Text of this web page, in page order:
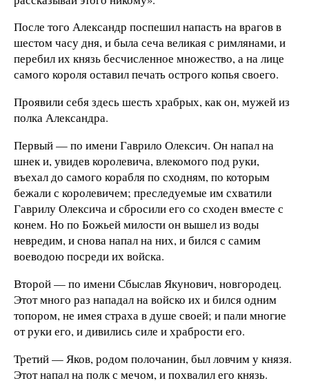
После того Александр поспешил напасть на врагов в
шестом часу дня, и была сеча великая с римлянами, и
перебил их князь бесчисленное множество, а на лице
самого короля оставил печать острого копья своего.
Проявили себя здесь шесть храбрых, как он, мужей из
полка Александра.
Первый — по имени Гаврило Олексич. Он напал на
шнек и, увидев королевича, влекомого под руки,
въехал до самого корабля по сходням, по которым
бежали с королевичем; преследуемые им схватили
Гаврилу Олексича и сбросили его со сходен вместе с
конем. Но по Божьей милости он вышел из воды
невредим, и снова напал на них, и бился с самим
воеводою посреди их войска.
Второй — по имени Сбыслав Якунович, новгородец.
Этот много раз нападал на войско их и бился одним
топором, не имея страха в душе своей; и пали многие
от руки его, и дивились силе и храбрости его.
Третий — Яков, родом полочанин, был ловчим у князя.
Этот напал на полк с мечом, и похвалил его князь.